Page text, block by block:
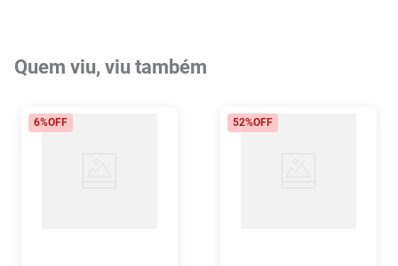
Quem viu, viu também
6%OFF 52%OFF